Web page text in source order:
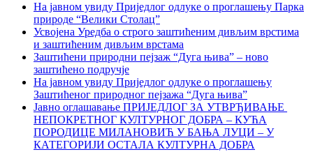
На јавном увиду Приједлог oдлуке о проглашењу Парка
природе “Велики Столац”
Усвојена Уредба о строго заштићеним дивљим врстима
и заштићеним дивљим врстама
Заштићени природни пејзаж “Дуга њива” – ново
заштићено подручје
На јавном увиду Приједлог oдлуке о проглашењу
Заштићеног природног пејзажа “Дуга њива”
Јавно оглашавање ПРИЈЕДЛОГ ЗА УТВРЂИВАЊЕ
НЕПОКРЕТНОГ КУЛТУРНОГ ДОБРА – КУЋА
ПОРОДИЦЕ МИЛАНОВИЋ У БАЊА ЛУЦИ – У
КАТЕГОРИЈИ ОСТАЛА КУЛТУРНА ДОБРА